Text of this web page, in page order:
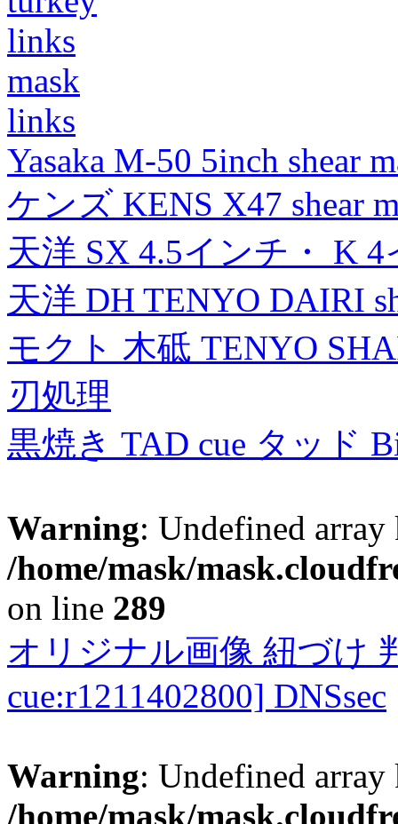
links
mask
links
Yasaka M-50 5inch shear
ケンズ KENS X47 shear
天洋 SX 4.5インチ・ K
天洋 DH TENYO DAIRI
モクト 木砥 TENYO
刃処理
黒焼き TAD cue タッド
Warning: Undefined
/home/mask/
on line 289
オリジナル画像 紐づけ
cue:r1211402800] DNSsec
Warning: Undefined
/home/mask/